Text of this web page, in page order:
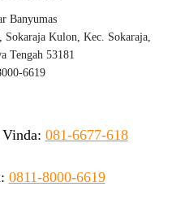
Banyumas
Kulon, Kec. Sokaraja,
Tengah 53181
6619
Vinda: 081-6677-618
0811-8000-6619